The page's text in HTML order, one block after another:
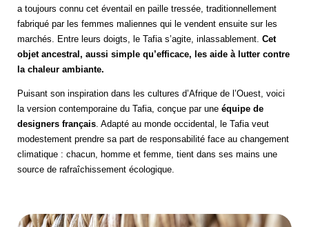
a toujours connu cet éventail en paille tressée, traditionnellement
fabriqué par les femmes maliennes qui le vendent ensuite sur les
marchés. Entre leurs doigts, le Tafia s’agite, inlassablement. Cet
objet ancestral, aussi simple qu’efficace, les aide à lutter contre
la chaleur ambiante.
Puisant son inspiration dans les cultures d’Afrique de l’Ouest, voici
la version contemporaine du Tafia, conçue par une équipe de
designers français. Adapté au monde occidental, le Tafia veut
modestement prendre sa part de responsabilité face au changement
climatique : chacun, homme et femme, tient dans ses mains une
source de rafraîchissement écologique.